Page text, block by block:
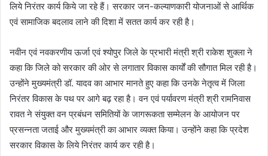
लिये निरंतर कार्य किये जा रहे हैं। सरकार जन-कल्याणकारी योजनाओं से आर्थिक
एवं सामाजिक बदलाव लाने की दिशा में सतत कार्य कर रही है।
नवीन एवं नवकरणीय ऊर्जा एवं श्योपुर जिले के प्रभारी मंत्री श्री राकेश शुक्ला ने
कहा कि जिले को सरकार की ओर से लगातार विकास कार्यों की सौगात मिल रही है।
उन्होंने मुख्यमंत्री डॉ. यादव का आभार मानते हुए कहा कि उनके नेतृत्व में जिला
निरंतर विकास के पथ पर आगे बढ़ रहा है। वन एवं पर्यावरण मंत्री श्री रामनिवास
रावत ने संयुक्त वन प्रबंधन समितियों के जागरूकता सम्मेलन के आयोजन पर
प्रसन्नता जताई और मुख्यमंत्री का आभार व्यक्त किया। उन्होंने कहा कि प्रदेश
सरकार विकास के लिये निरंतर कार्य कर रही है।